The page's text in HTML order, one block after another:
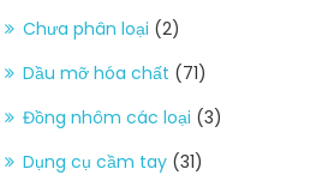
Chưa phân loại (2)
Dầu mỡ hóa chất (71)
Đồng nhôm các loại (3)
Dụng cụ cầm tay (31)